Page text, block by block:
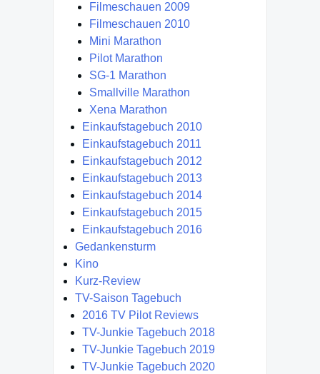
Filmeschauen 2009
Filmeschauen 2010
Mini Marathon
Pilot Marathon
SG-1 Marathon
Smallville Marathon
Xena Marathon
Einkaufstagebuch 2010
Einkaufstagebuch 2011
Einkaufstagebuch 2012
Einkaufstagebuch 2013
Einkaufstagebuch 2014
Einkaufstagebuch 2015
Einkaufstagebuch 2016
Gedankensturm
Kino
Kurz-Review
TV-Saison Tagebuch
2016 TV Pilot Reviews
TV-Junkie Tagebuch 2018
TV-Junkie Tagebuch 2019
TV-Junkie Tagebuch 2020